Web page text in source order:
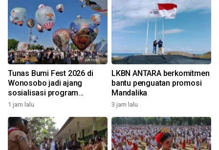
Tunas Bumi Fest 2026 di
Wonosobo jadi ajang
sosialisasi program
pemerintah lewat balon
1 jam lalu
LKBN ANTARA berkomitmen
bantu penguatan promosi
Mandalika
3 jam lalu